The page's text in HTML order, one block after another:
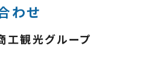
わせ
工観光グループ